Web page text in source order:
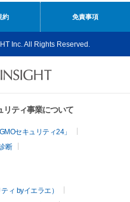
約 免責事項
Inc. All Rights Reserved.
リティ事業について
セキュリティ24」
断
ィ byイエラエ）